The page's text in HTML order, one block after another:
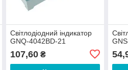
Світлодіодний індикатор
GNQ-4042BD-21
107,60₴